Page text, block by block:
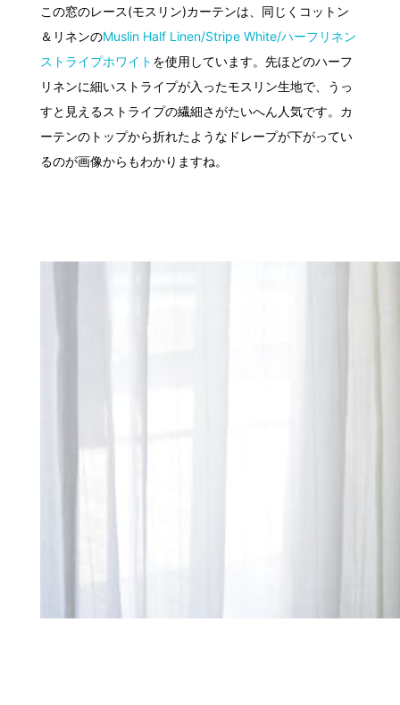
この窓のレース(モスリン)カーテンは、同じくコットン
＆リネンのMuslin Half Linen/Stripe White/ハーフリネン
ストライプホワイト を使用しています。先ほどのハーフ
リネンに細いストライプが入ったモスリン生地で、うっ
すと見えるストライプの繊細さがたいへん人気です。カ
ーテンのトップから折れたようなドレープが下がってい
るのが画像からもわかりますね。